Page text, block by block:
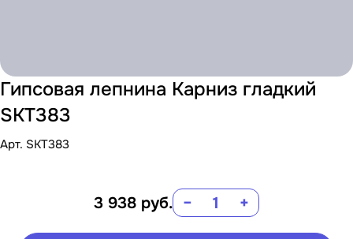
Гипсовая лепнина Карниз гладкий
SKT383
Арт. SKT383
3 938 руб. − +